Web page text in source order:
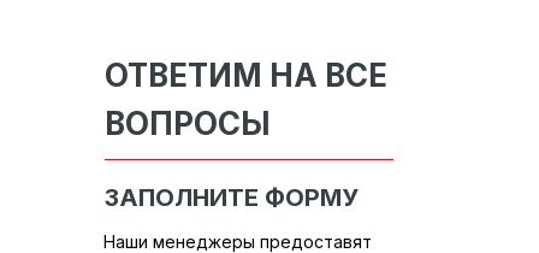
ОТВЕТИМ НА ВСЕ
ВОПРОСЫ
Наши менеджеры предоставят
ЗАПОЛНИТЕ ФОРМУ